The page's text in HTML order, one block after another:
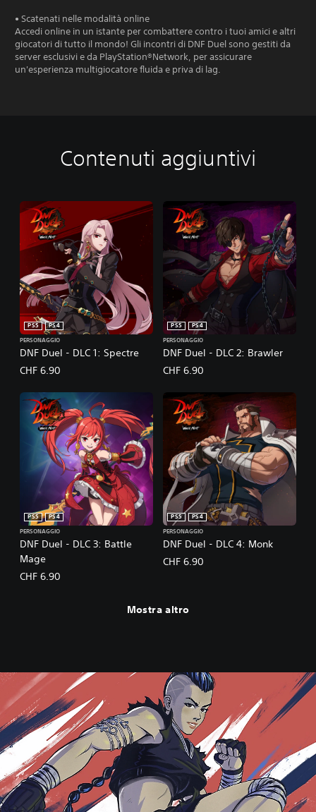
• Scatenati nelle modalità online
Accedi online in un istante per combattere contro i tuoi amici e altri
giocatori di tutto il mondo! Gli incontri di DNF Duel sono gestiti da
server esclusivi e da PlayStation®Network, per assicurare
un'esperienza multigiocatore fluida e priva di lag.
Contenuti aggiuntivi
DNF Duel - DLC 1: Spectre
PS5
PS4
PERSONAGGIO
CHF 6.90
DNF Duel - DLC 2: Brawler
PS5
PS4
PERSONAGGIO
CHF 6.90
DNF Duel - DLC 3: Battle
Mage
PS5
PS4
PERSONAGGIO
CHF 6.90
DNF Duel - DLC 4: Monk
PS5
PS4
PERSONAGGIO
CHF 6.90
Mostra altro